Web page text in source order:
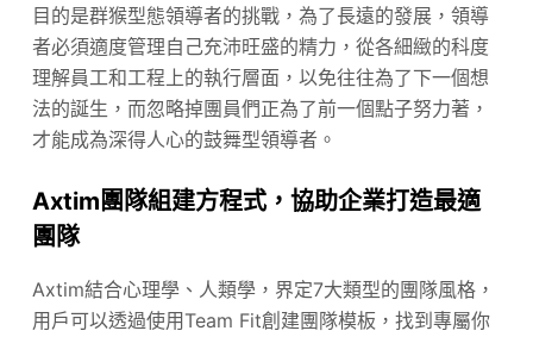
目的是群猴型態領導者的挑戰，為了長遠的發展，領導
者必須適度管理自己充沛旺盛的精力，從各細緻的科度
理解員工和工程上的執行層面，以免往往為了下一個想
法的誕生，而忽略掉團員們正為了前一個點子努力著，
才能成為深得人心的鼓舞型領導者。
Axtim團隊組建方程式，協助企業打造最適
團隊
Axtim結合心理學、人類學，界定7大類型的團隊風格，
用戶可以透過使用Team Fit創建團隊模板，找到專屬你